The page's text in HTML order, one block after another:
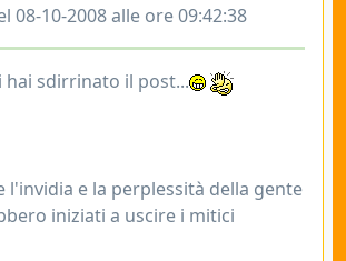
08-10-2008 alle ore 09:42:38
hai sdirrinato il post...
l'invidia e la perplessità della gente
iniziati a uscire i mitici